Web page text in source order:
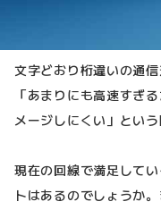
文字どおり桁違いの通
「あまりにも高速すぎ
メージしにくい」という
現在の回線で満足して
トはあるのでしょうか